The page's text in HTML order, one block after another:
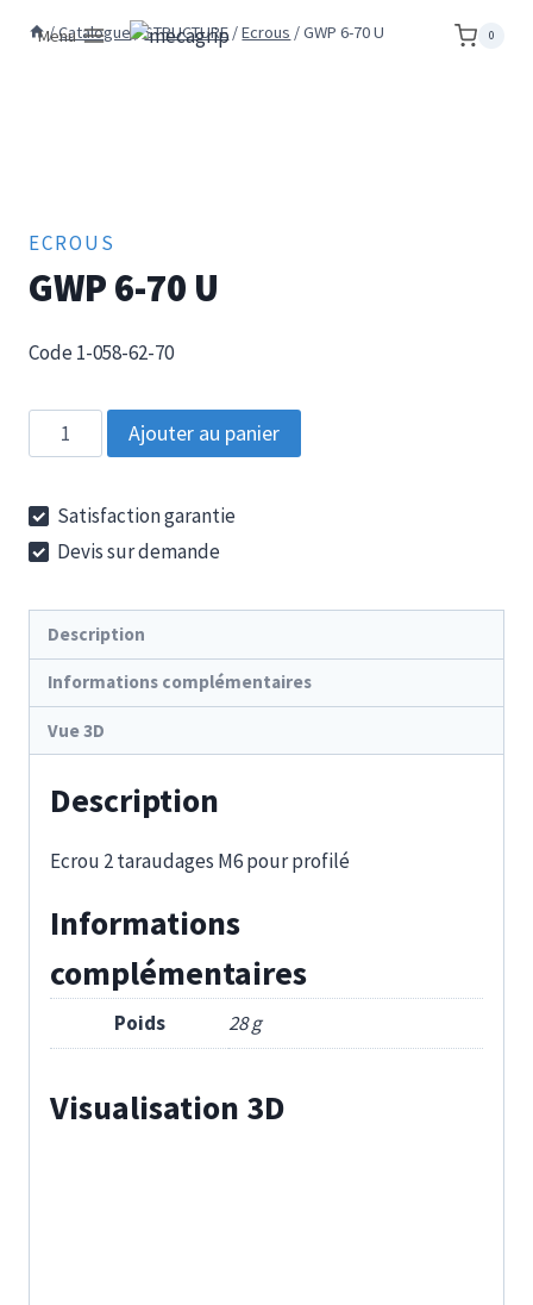
Menu 0
/Catalogue/STRUCTURE /Ecrous /GWP 6-70 U
ECROUS
GWP 6-70 U
Code 1-058-62-70
quantité
de
6-
70
Ajouter au panier
Satisfaction garantie
Devis sur demande
Description
Informations complémentaires
Vue 3D
Description
Ecrou 2 taraudages M6 pour profilé
Informations
complémentaires
Poids 28 g
Visualisation 3D